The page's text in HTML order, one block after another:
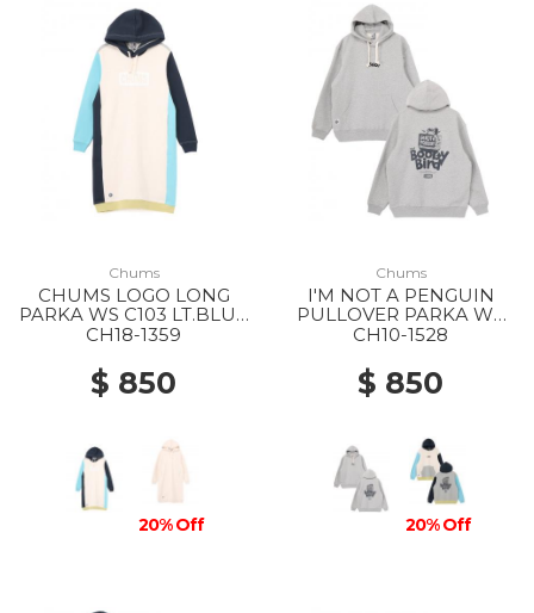
Chums
CHUMS LOGO LONG
PARKA WS C103 LT.BLUE
CRAZY
CH18-1359
$ 850
20% Off
Chums
I'M NOT A PENGUIN
PULLOVER PARKA WS
G005 H/GRAY
CH10-1528
$ 850
20% Off